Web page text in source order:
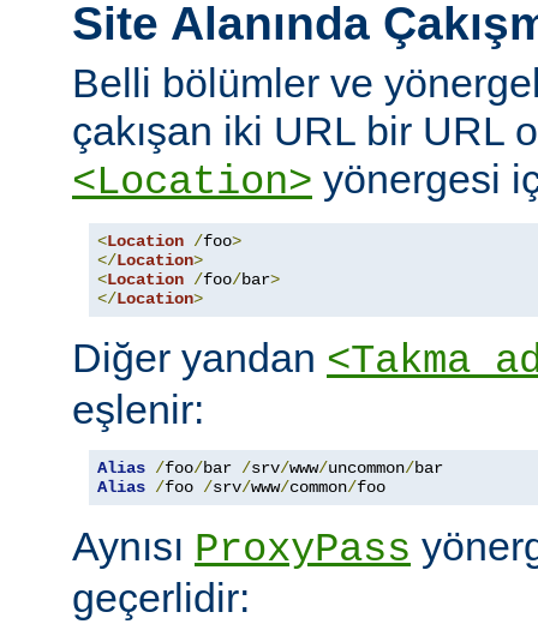
Site Alanında
Belli bölümler ve
çakışan iki URL bir URL
<Location> yönergesi
<Location /foo>
</Location>
<Location /foo/bar>
</Location>
Diğer yandan <Takma
eşlenir:
Alias /foo/bar /srv/www/uncommon/
Alias /foo /srv/www/common/foo
Aynısı ProxyPass
geçerlidir: